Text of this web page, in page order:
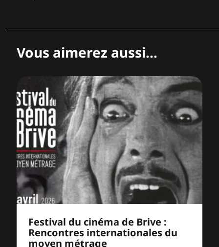
Vous aimerez aussi...
Festival du cinéma de Brive :
Rencontres internationales du
moyen métrage